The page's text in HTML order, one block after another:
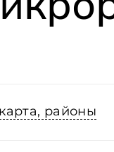
районы